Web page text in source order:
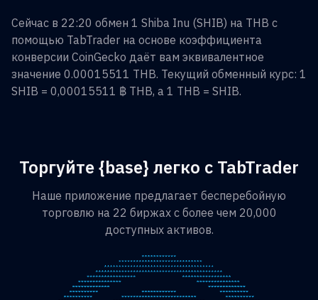
Сейчас в 22:20 обмен 1 Shiba Inu (SHIB) на THB с
помощью TabTrader на основе коэффициента
конверсии CoinGecko даёт вам эквивалентное
значение 0.00015511 THB. Текущий обменный курс: 1
SHIB = 0,00015511 ฿ THB, а 1 THB = SHIB.
Торгуйте {base} легко с TabTrader
Наше приложение предлагает бесперебойную
торговлю на 22 биржах с более чем 20,000
доступных активов.